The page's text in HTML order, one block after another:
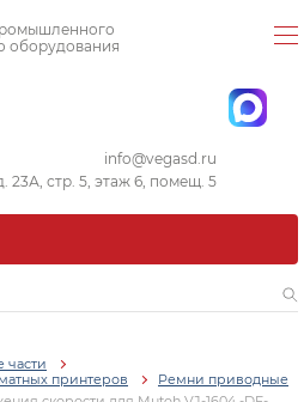
оборудования
info@vegasd.ru
стр. 5, этаж 6, помещ. 5
части
принтеров
Ремни приводные